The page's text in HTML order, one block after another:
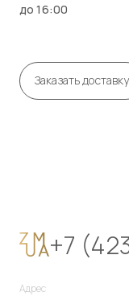
до 16:00
Заказать доставку
+7
Адрес